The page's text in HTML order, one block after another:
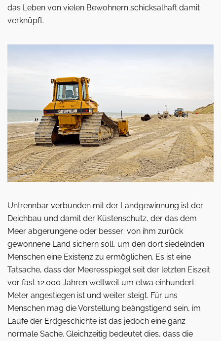
das Leben von vielen Bewohnern schicksalhaft damit
verknüpft.
Untrennbar verbunden mit der Landgewinnung ist der
Deichbau und damit der Küstenschutz, der das dem
Meer abgerungene oder besser: von ihm zurück
gewonnene Land sichern soll, um den dort siedelnden
Menschen eine Existenz zu ermöglichen. Es ist eine
Tatsache, dass der Meeresspiegel seit der letzten Eiszeit
vor fast 12.000 Jahren weltweit um etwa einhundert
Meter angestiegen ist und weiter steigt. Für uns
Menschen mag die Vorstellung beängstigend sein, im
Laufe der Erdgeschichte ist das jedoch eine ganz
normale Sache. Gleichzeitig bedeutet dies, dass die